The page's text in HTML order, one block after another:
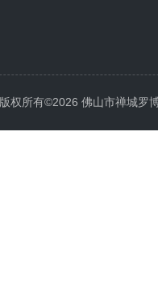
版权所有©2026 佛山市禅城